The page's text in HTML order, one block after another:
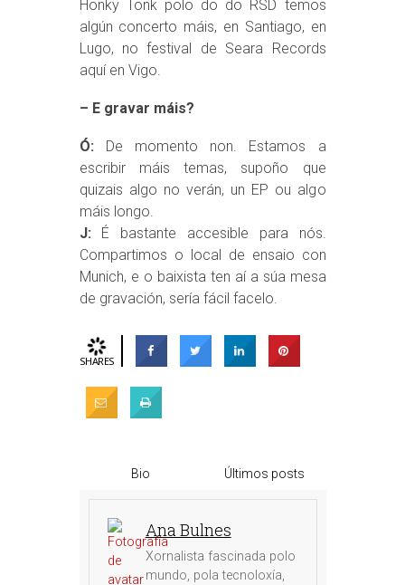
Honky Tonk polo do do RSD temos
algún concerto máis, en Santiago, en
Lugo, no festival de Seara Records
aquí en Vigo.
– E gravar máis?
Ó: De momento non. Estamos a
escribir máis temas, supoño que
quizais algo no verán, un EP ou algo
máis longo.
J: É bastante accesible para nós.
Compartimos o local de ensaio con
Munich, e o baixista ten aí a súa mesa
de gravación, sería fácil facelo.
SHARES
Bio Últimos posts
Ana Bulnes
Xornalista fascinada polo
mundo, pola tecnoloxía,